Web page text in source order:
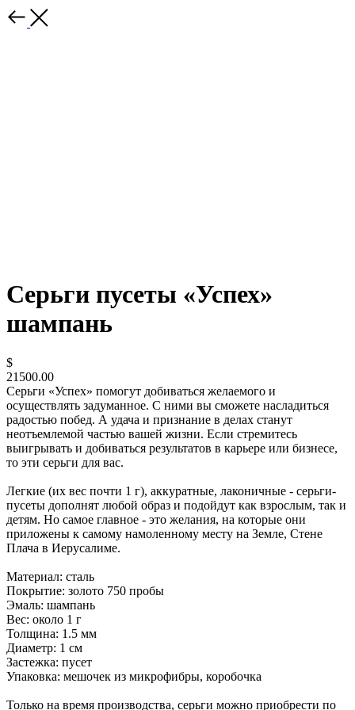
Серьги пусеты «Успех»
шампань
$
21500.00
Серьги «Успех» помогут добиваться желаемого и
осуществлять задуманное. С ними вы сможете насладиться
радостью побед. А удача и признание в делах станут
неотъемлемой частью вашей жизни. Если стремитесь
выигрывать и добиваться результатов в карьере или бизнесе,
то эти серьги для вас.
Легкие (их вес почти 1 г), аккуратные, лаконичные - серьги-
пусеты дополнят любой образ и подойдут как взрослым, так и
детям. Но самое главное - это желания, на которые они
приложены к самому намоленному месту на Земле, Стене
Плача в Иерусалиме.
Материал: сталь
Покрытие: золото 750 пробы
Эмаль: шампань
Вес: около 1 г
Толщина: 1.5 мм
Диаметр: 1 см
Застежка: пусет
Упаковка: мешочек из микрофибры, коробочка
Только на время производства, серьги можно приобрести по